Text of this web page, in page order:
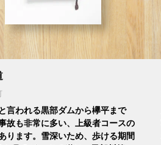
言われる黒部ダムから欅平まで
故も非常に多い、上級者コースの
ります。雪深いため、歩ける期間